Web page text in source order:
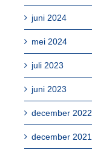
juni 2024
mei 2024
juli 2023
juni 2023
december 2022
december 2021